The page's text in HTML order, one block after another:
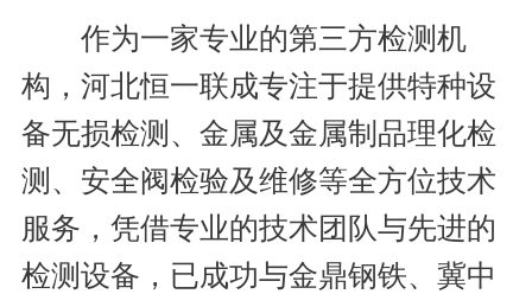
作为一家专业的第三方检测机
构，河北恒一联成专注于提供特种设
备无损检测、金属及金属制品理化检
测、安全阀检验及维修等全方位技术
服务，凭借专业的技术团队与先进的
检测设备，已成功与金鼎钢铁、冀中